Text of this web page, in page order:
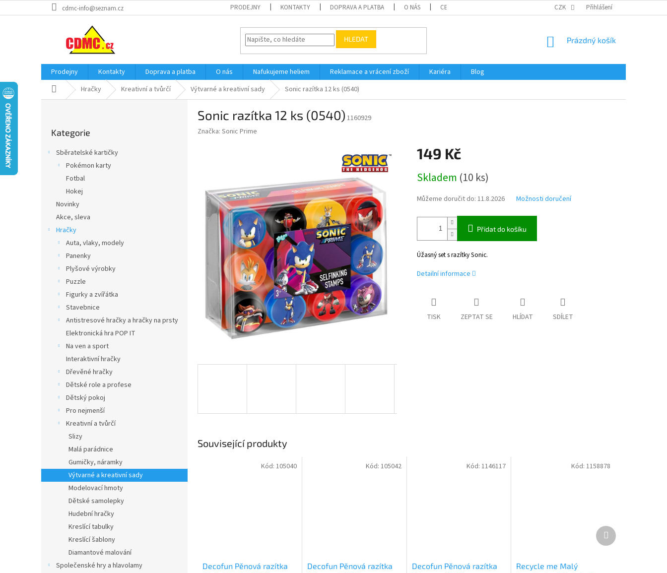
na
cdmc-info@seznam.cz PRODEJNY KONTAKTY DOPRAVA A PLATBA O NÁS CERTIFIKÁTY A NÁVODY OBCHODNÍ PODMÍNKY OCHRANA OSOBNÍCH
CZK Přihlášení
HLEDAT
NÁKUPNÍ
Prázdný košík
Prodejny Kontakty Doprava a platba O nás Nafukujeme heliem Reklamace a vrácení zboží Kariéra
Blog
Domů Hračky Kreativní a tvůrčí Výtvarné a kreativní sady Sonic razítka 12 ks (0540)
kategorie
Kategorie
Sběratelské kartičky
Pokémon karty
Fotbal
Hokej
Novinky
Akce, sleva
Hračky
Auta, vlaky, modely
Panenky
Plyšové výrobky
Puzzle
Figurky a zvířátka
Stavebnice
Antistresové hračky a hračky na prsty
Elektronická hra POP IT
Na ven a sport
Interaktivní hračky
Dřevěné hračky
Dětské role a profese
Dětský pokoj
Pro nejmenší
Kreativní a tvůrčí
Slizy
Malá parádnice
Gumičky, náramky
Výtvarné a kreativní sady
Modelovací hmoty
Dětské samolepky
Hudební hračky
Kreslící tabulky
Kreslící šablony
Diamantové malování
Společenské hry a hlavolamy
Sonic razítka 12 ks (0540) 1160929
Značka: Sonic Prime
149 Kč
cena:
Skladem (10 ks)
Můžeme doručit do: 11.8.2026 Možnosti doručení
Přidat do košíku
Úžasný set s razítky Sonic.
Detailní informace
TISK ZEPTAT SE HLÍDAT SDÍLET
Související produkty
Decofun Pěnová razítka
Kód: 105040
Decofun Pěnová razítka
Kód: 105042
Decofun Pěnová razítka
Kód:1146117
Recycle me Malý
Kód: 1158878
Další
produkt